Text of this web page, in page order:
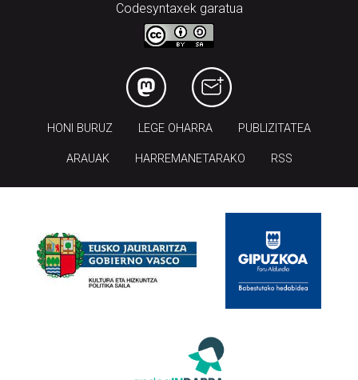
Codesyntaxek garatua
HONI BURUZ LEGE OHARRA PUBLIZITATEA
ARAUAK HARREMANETARAKO RSS